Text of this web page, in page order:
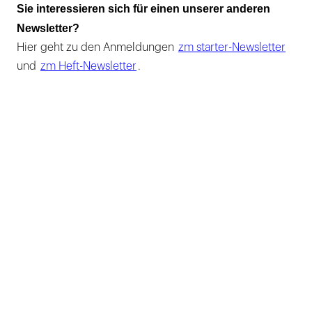
Sie interessieren sich für einen unserer anderen
Newsletter?
Hier geht zu den Anmeldungen zm starter-Newsletter
und zm Heft-Newsletter .